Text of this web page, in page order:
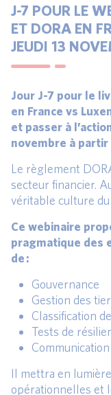
J-7 POUR LE
ET DORA EN
JEUDI 13
Jour J-7 pour le
en France vs
et passer à
novembre à partir
Le règlement
secteur financier.
véritable culture
Ce webinaire
pragmatique des
de :
Gouvernance
Gestion des
Classification
Tests de
Il mettra en
opérationnelles et